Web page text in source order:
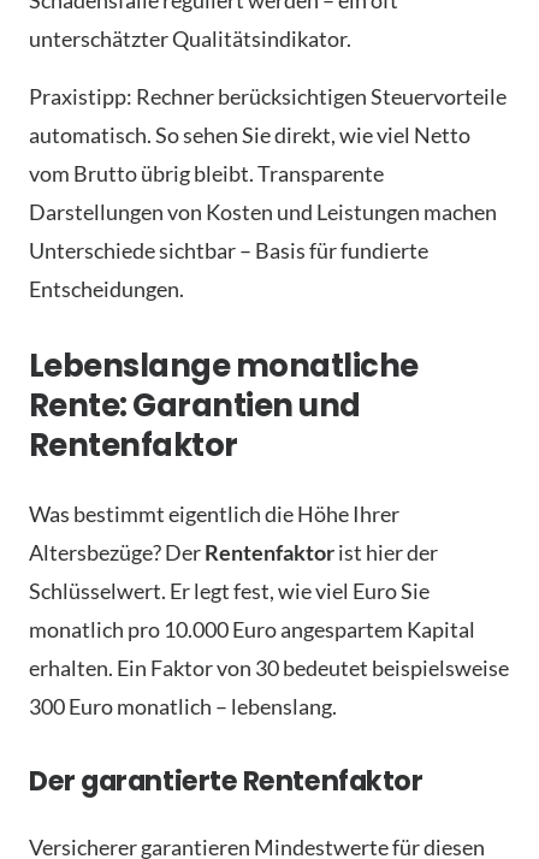
unterschätzter Qualitätsindikator.
Praxistipp: Rechner berücksichtigen Steuervorteile
automatisch. So sehen Sie direkt, wie viel Netto
vom Brutto übrig bleibt. Transparente
Darstellungen von Kosten und Leistungen machen
Unterschiede sichtbar – Basis für fundierte
Entscheidungen.
Lebenslange monatliche
Rente: Garantien und
Rentenfaktor
Was bestimmt eigentlich die Höhe Ihrer
Altersbezüge? DerRentenfaktorist hier der
Schlüsselwert. Er legt fest, wie viel Euro Sie
monatlich pro 10.000 Euro angespartem Kapital
erhalten. Ein Faktor von 30 bedeutet beispielsweise
300 Euro monatlich – lebenslang.
Der garantierte Rentenfaktor
Versicherer garantieren Mindestwerte für diesen